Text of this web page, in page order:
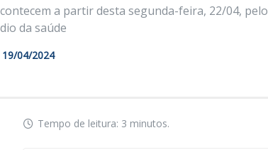
a partir desta segunda-feira, 22/04,
da saúde
19/04/2024
Tempo de leitura: 3 minutos.